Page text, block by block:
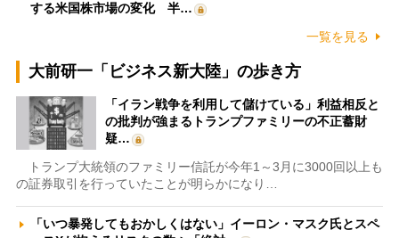
する米国株市場の変化 半…
一覧を見る
大前研一「ビジネス新大陸」の歩き方
「イラン戦争を利用して儲けている」利益相反と
の批判が強まるトランプファミリーの不正蓄財
疑…
トランプ大統領のファミリー信託が今年1～3月に3000回以上も
の証券取引を行っていたことが明らかになり…
「いつ暴発してもおかしくはない」イーロン・マスク氏とスペ